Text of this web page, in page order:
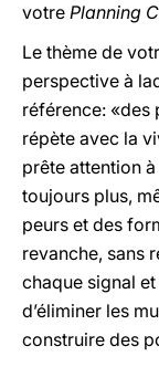
votre Planning
Le thème de
perspective à
référence: «des
répète avec la
prête attention
toujours plus,
peurs et des
revanche, sans
chaque signal
d’éliminer les
construire des